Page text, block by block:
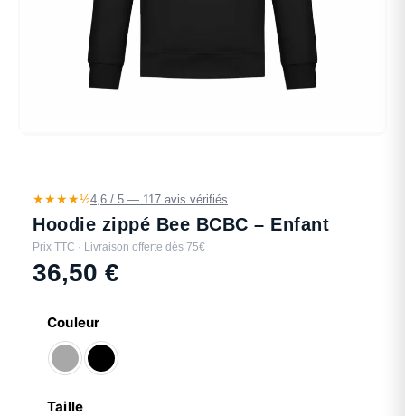
★★★★½4,6 / 5 — 117 avis vérifiés
Hoodie zippé Bee BCBC – Enfant
Prix TTC · Livraison offerte dès 75€
36,50 €
Couleur
Taille